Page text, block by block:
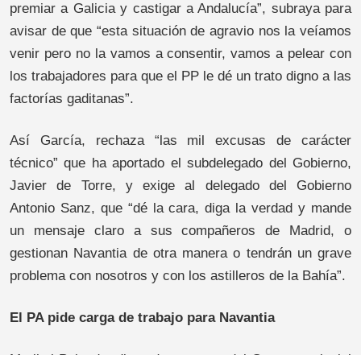
premiar a Galicia y castigar a Andalucía”, subraya para
avisar de que “esta situación de agravio nos la veíamos
venir pero no la vamos a consentir, vamos a pelear con
los trabajadores para que el PP le dé un trato digno a las
factorías gaditanas”.
Así García, rechaza “las mil excusas de carácter
técnico” que ha aportado el subdelegado del Gobierno,
Javier de Torre, y exige al delegado del Gobierno
Antonio Sanz, que “dé la cara, diga la verdad y mande
un mensaje claro a sus compañeros de Madrid, o
gestionan Navantia de otra manera o tendrán un grave
problema con nosotros y con los astilleros de la Bahía”.
El PA pide carga de trabajo para Navantia